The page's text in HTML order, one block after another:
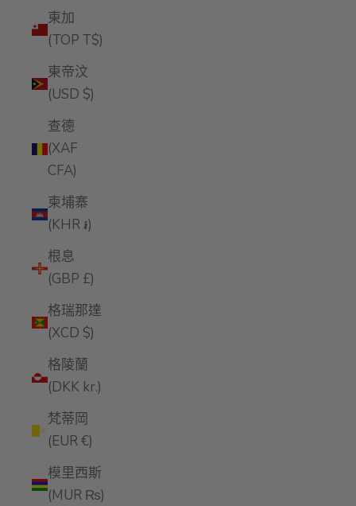
東加
(TOP T$)
東帝汶
(USD $)
查德
(XAF
CFA)
柬埔寨
(KHR ៛)
根息
(GBP £)
格瑞那達
(XCD $)
格陵蘭
(DKK kr.)
梵蒂岡
(EUR €)
模里西斯
(MUR ₨)